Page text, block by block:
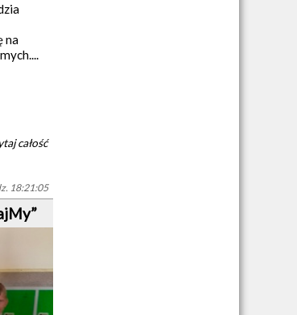
na
całość
18:21:05